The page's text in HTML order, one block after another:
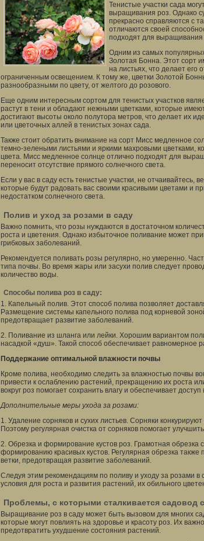
Тенистые участки сада
выращивания роз. Однако
прекрасно справляются с
отличаются своей
подходят для выращивания
Одним из самых
Золотая Бонна. Этот сорт
на листьях, что делает
ограниченным освещением. К тому же, цветки Золотой
разнообразными по цвету, от желтого до розового.
Еще одним интересным сортом для тенистых участков
растут в тени и обладают нежными цветками, которые
достигают высоты около полутора метров, что делает их
или цветочных аллей в тенистых зонах сада.
Также стоит обратить внимание на сорт Мисс медленное
темно-зелеными листьями и яркими махровыми цветками,
цвета. Мисс медленное солнце отлично подходят для
переносит отсутствие прямого солнечного света.
Если у вас в саду есть тенистые участки, не отчаивайтесь,
которые будут радовать вас своими красивыми цветами и
недостатком солнечного света.
Полив и уход за розами в саду
Важно помнить, что розы нуждаются в достаточном
роста и цветения. Однако избыточное поливание может
грибковых заболеваний.
Рекомендуется поливать розы регулярно, но умеренно.
типа почвы. Во время жары или засухи полив следует
количество воды.
Способы полива роз в саду:
1. Капельный полив. Этот способ полива позволяет
Размещение системы капельного полива под корневой
предотвращает развитие заболеваний.
2. Поливание из шланга или лейки. Хорошим вариантом
насадкой «душ». Такой способ обеспечивает равномерное
Поддержание оптимальной влажности почвы
Кроме полива, необходимо следить за влажностью почвы
привести к ослаблению растений, прекращению их роста
вокруг роз помогает сохранить влагу и обеспечивает
Дополнительные меры ухода за розами:
1. Удаление сорняков и сухих листьев. Сорняки
Поэтому регулярная очистка от сорняков помогает
2. Обрезка и формирование кустов роз. Грамотная обрезка
формированию красивых кустов. Регулярная обрезка
ветки, предотвращая развитие заболеваний.
Следуя этим рекомендациям по поливу и уходу за розами в
условия для роста и развития растений, их обильного
Проблемы, с которыми сталкивается садовод
Выращивание роз в саду может быть вызовом для многих
которые могут повлиять на здоровье и красоту роз. Их
предотвратить ухудшение состояния растений.